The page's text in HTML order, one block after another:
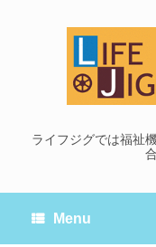
ライフジグでは福祉
Menu